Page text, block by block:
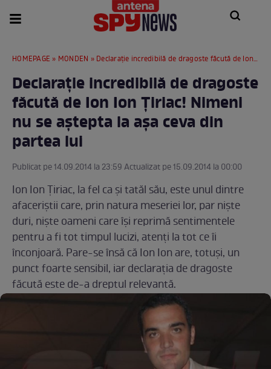
HOMEPAGE » MONDEN » Declarație incredibilă de dragoste făcută de Ion Ion Țiriac! Nimeni nu se aștepta la așa ceva din partea lui
Declarație incredibilă de dragoste
făcută de Ion Ion Țiriac! Nimeni
nu se aștepta la așa ceva din
partea lui
Publicat pe 14.09.2014 la 23:59 Actualizat pe 15.09.2014 la 00:00
Ion Ion Țiriac, la fel ca și tatăl său, este unul dintre
afaceriștii care, prin natura meseriei lor, par niște
duri, niște oameni care își reprimă sentimentele
pentru a fi tot timpul lucizi, atenți la tot ce îi
înconjoară. Pare-se însă că Ion Ion are, totuși, un
punct foarte sensibil, iar declarația de dragoste
făcută este de-a dreptul relevantă.